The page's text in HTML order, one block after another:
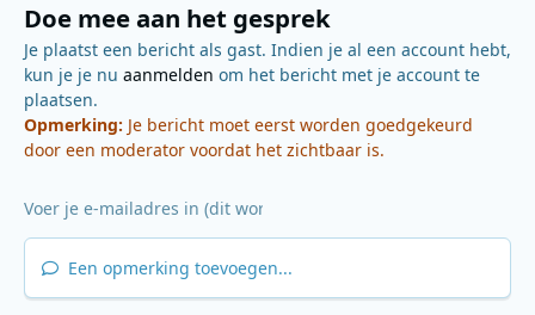
Doe mee aan het gesprek
Je plaatst een bericht als gast. Indien je al een account hebt,
kun je je nu aanmelden om het bericht met je account te
plaatsen.
Opmerking: Je bericht moet eerst worden goedgekeurd
door een moderator voordat het zichtbaar is.
Een opmerking toevoegen...